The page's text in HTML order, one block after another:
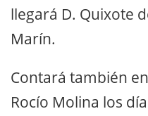
llegará D. Quixote
Marín.
Contará también
Rocío Molina los